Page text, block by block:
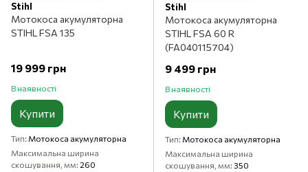
Stihl
Мотокоса акумуляторна
STIHL FSA 135
19 999 грн
В наявності
Купити
Тип Мотокоса акумуляторна
Максимальна ширина
скошування, мм 260
Stihl
Мотокоса акумуляторна
STIHL FSA 60 R
(FA040115704)
9 499 грн
В наявності
Купити
Тип Мотокоса акумуляторна
Максимальна ширина
скошування, мм 350